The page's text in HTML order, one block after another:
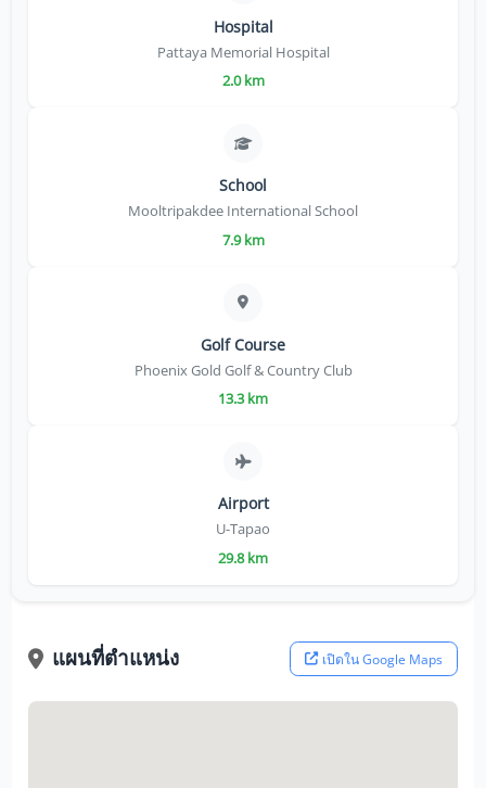
Hospital
Pattaya Memorial Hospital
2.0 km
School
Mooltripakdee International School
7.9 km
Golf Course
Phoenix Gold Golf & Country Club
13.3 km
Airport
U-Tapao
29.8 km
แผนที่ตำแหน่ง เปิดใน Google Maps